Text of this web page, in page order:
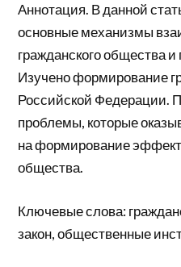
Аннотация. В данной
основные механизмы
гражданского общества и
Изучено формирование
Российской Федерации.
проблемы, которые
на формирование
общества.
Ключевые слова:
закон, общественные